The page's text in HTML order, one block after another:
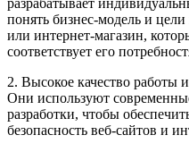
разрабатывает
понять бизнес-модель и
или интернет-магазин,
соответствует его
2. Высокое качество работы
Они используют
разработки, чтобы
безопасность веб-сайтов и